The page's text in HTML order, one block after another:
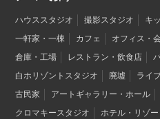
ハウススタジオ 撮影スタジオ キ
一軒家・一棟
カフェ オフィス・
倉庫・工場
レストラン・飲食店
白ホリゾントスタジオ
廃墟 ライ
古民家
アートギャラリー・ホール
クロマキースタジオ
ホテル・リゾー